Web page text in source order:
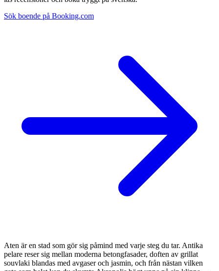
Sök boende på Booking.com
Aten är en stad som gör sig påmind med varje steg du tar. Antika
pelare reser sig mellan moderna betongfasader, doften av grillat
souvlaki blandas med avgaser och jasmin, och från nästan vilken